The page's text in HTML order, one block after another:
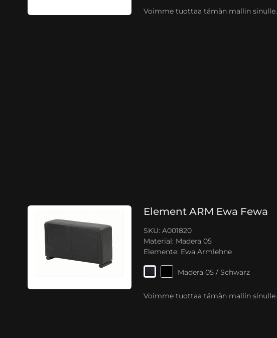
Voimme tuottaa tämän mallin sinulle.
Element ARM Ewa Fewa
SKU: A001820
Material: Madera 05
Elemente: Ewa Armlehne
Madera 05 / Schwarz
Voimme tuottaa tämän mallin sinulle.